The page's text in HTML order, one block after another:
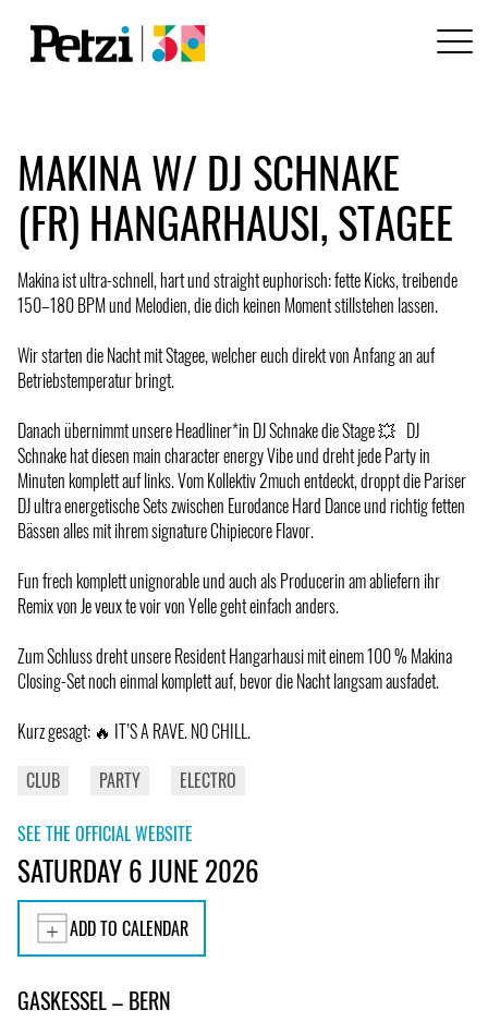
MAKINA W/ DJ SCHNAKE
(FR) HANGARHAUSI, STAGEE
Makina ist ultra-schnell, hart und straight euphorisch: fette Kicks, treibende
150–180 BPM und Melodien, die dich keinen Moment stillstehen lassen.
Wir starten die Nacht mit Stagee, welcher euch direkt von Anfang an auf
Betriebstemperatur bringt.
Danach übernimmt unsere Headliner*in DJ Schnake die Stage 💥 DJ
Schnake hat diesen main character energy Vibe und dreht jede Party in
Minuten komplett auf links. Vom Kollektiv 2much entdeckt, droppt die Pariser
DJ ultra energetische Sets zwischen Eurodance Hard Dance und richtig fetten
Bässen alles mit ihrem signature Chipiecore Flavor.
Fun frech komplett unignorable und auch als Producerin am abliefern ihr
Remix von Je veux te voir von Yelle geht einfach anders.
Zum Schluss dreht unsere Resident Hangarhausi mit einem 100 % Makina
Closing-Set noch einmal komplett auf, bevor die Nacht langsam ausfadet.
Kurz gesagt: 🔥 IT’S A RAVE. NO CHILL.
CLUB
PARTY ELECTRO
SEE THE OFFICIAL WEBSITE
SATURDAY 6 JUNE 2026
ADD TO CALENDAR
GASKESSEL – BERN